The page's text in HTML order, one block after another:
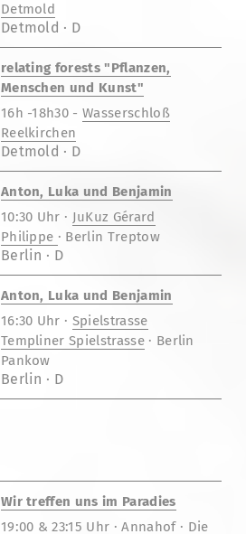
Detmold
Detmold · D
relating forests "Pflanzen,
Menschen und Kunst"
16h -18h30 -Wasserschloß
Reelkirchen
Detmold · D
Anton, Luka und Benjamin
10:30 Uhr · JuKuz Gérard
Philippe · Berlin Treptow
Berlin · D
Anton, Luka und Benjamin
16:30 Uhr · Spielstrasse
Templiner Spielstrasse· Berlin
Pankow
Berlin · D
Wir treffen uns im Paradies
19:00 & 23:15 Uhr ·Annahof· Die